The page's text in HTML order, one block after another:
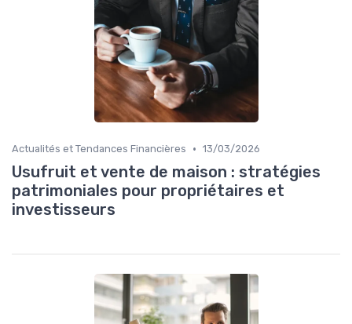
Actualités et Tendances Financières • 13/03/2026
Usufruit et vente de maison : stratégies
patrimoniales pour propriétaires et
investisseurs